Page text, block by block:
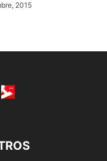
2015